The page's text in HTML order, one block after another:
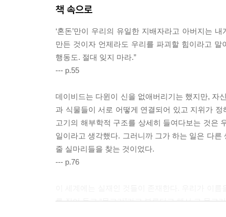
자신이 관찰하는 생물에게서 신의 질서를 찾으
모든 힘을 쏟았다. 지진으로 표본이 없어지고,
학계를 주름 잡았다. 하지만 시간이 흘러 그는 자
후대에 이르러 그의 어류 분류법도 잘못된 것으
자신의 평생을 바친 연구결과가 아무것도 아니
룰루 밀러는 어떤 깨달음을 얻었을까? 아마 자
‘어류’라는 인간의 오류를 벗어나 자연의 진실
살아가면서 자신의 오류를 발견한다. 그리고
진실만을 보여주는 건 아니다. 늘 의심하고, 신중해
안되었지만, 『물고기는 존재하지 않는다』를
책 속으로
‘혼돈’만이 우리의 유일한 지배자라고 아버지는
만든 것이자 언제라도 우리를 파괴할 힘이라고
행동도. 절대 잊지 마라.”
--- p.55
데이비드는 다윈이 신을 없애버리기는 했지만, 자
과 식물들이 서로 어떻게 연결되어 있고 지위가
고기의 해부학적 구조를 상세히 들여다보는 것은
일이라고 생각했다. 그러니까 그가 하는 일은 다
줄 실마리들을 찾는 것이었다.
--- p.76
를 집어 들고 “물고기”라고 부른다고 해서 그 물